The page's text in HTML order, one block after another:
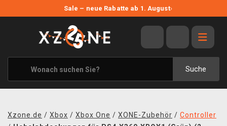
Sale – neue Rabatte ab 1. August›
Suche
ANGEBOTE
ALLE MARKEN
XZONE ORIGINALS
KLEIDUNG & ACCESSOIRES
Xzone.de / Xbox / Xbox One / XONE-Zubehör / Controller